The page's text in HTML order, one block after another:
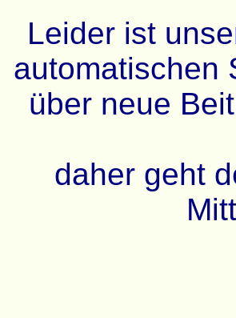
Leider ist
automatischen
über neue
daher geht